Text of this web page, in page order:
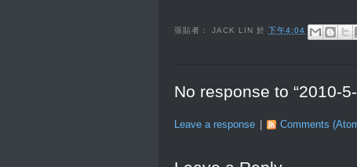
張貼者：JACK LIN 於下午4:04
No response to “2010-
Leave a response Comments